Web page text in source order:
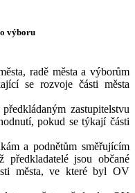
výboru
radě města a výborům
se rozvoje části města
zastupitelstvu
pokud se týkají části
a podnětům směřujícím
předkladatelé jsou občané
města, ve které byl OV